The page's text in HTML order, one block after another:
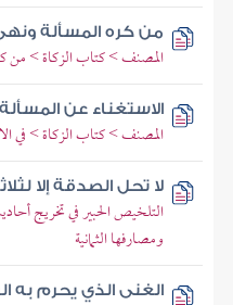
من كره المسألة
المصنف > كتاب الزكاة > من
الاستغناء عن المسألة
المصنف > كتاب الزكاة > في
لا تحل الصدقة إلا
التلخيص الحبير في تخريج
ومصارفها الثمانية
الغنى الذي يحرم به